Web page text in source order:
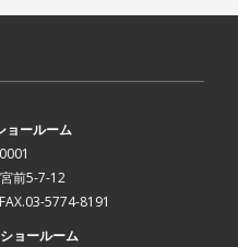
ョールーム
前5-7-12
5774-8191
ョールーム